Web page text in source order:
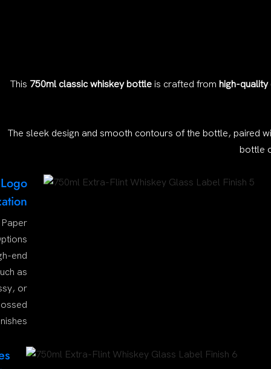
This 750ml classic whiskey bottle is crafted from high-
The sleek design and smooth contours of the bottle, paired
bottle
end
as
or